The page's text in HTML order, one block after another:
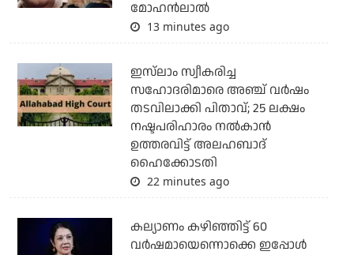
മോഹന്‍ലാല്‍
13 minutes ago
ഇസ്‌ലാം സ്വീകരിച്ച
സഹോദരിമാരെ അഞ്ച് വര്‍ഷം
തടവിലാക്കി പിതാവ്; 25 ലക്ഷം
നഷ്ടപരിഹാരം നല്‍കാന്‍
ഉത്തരവിട്ട് അലഹബാദ്
ഹൈക്കോടതി
22 minutes ago
കല്യാണം കഴിഞ്ഞിട്ട് 60
വർഷമായെന്നൊക്കെ ഇപ്പോൾ